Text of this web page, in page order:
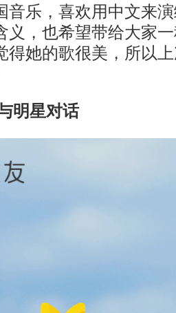
音乐，喜欢用中文来
义，也希望带给大家
得她的歌很美，所以
明星对话